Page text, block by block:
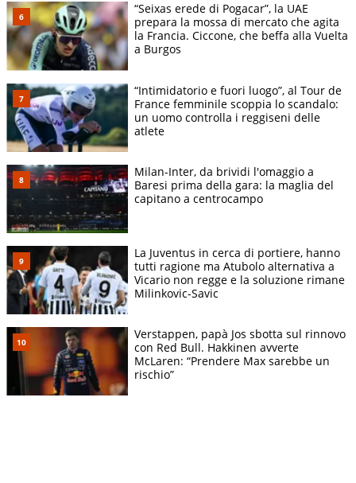
“Seixas erede di Pogacar”, la UAE
prepara la mossa di mercato che agita
la Francia. Ciccone, che beffa alla Vuelta
a Burgos
“Intimidatorio e fuori luogo”, al Tour de
France femminile scoppia lo scandalo:
un uomo controlla i reggiseni delle
atlete
Milan-Inter, da brividi l'omaggio a
Baresi prima della gara: la maglia del
capitano a centrocampo
La Juventus in cerca di portiere, hanno
tutti ragione ma Atubolo alternativa a
Vicario non regge e la soluzione rimane
Milinkovic-Savic
Verstappen, papà Jos sbotta sul rinnovo
con Red Bull. Hakkinen avverte
McLaren: “Prendere Max sarebbe un
rischio”